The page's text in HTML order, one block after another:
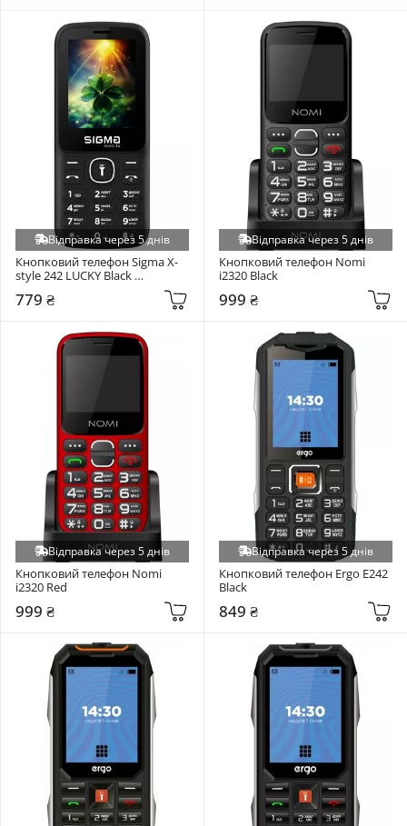
Відправка через 5 днів
Кнопковий телефон Sigma X-
style 242 LUCKY Black
779 ₴
Відправка через 5 днів
Кнопковий телефон Nomi
i2320 Black
999 ₴
Відправка через 5 днів
Кнопковий телефон Nomi
i2320 Red
999 ₴
Відправка через 5 днів
Кнопковий телефон Ergo E242
Black
849 ₴